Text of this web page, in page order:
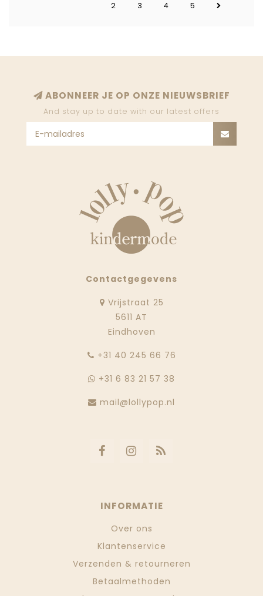
2 3 4 5
ABONNEER JE OP ONZE NIEUWSBRIEF
And stay up to date with our latest offers
Contactgegevens
Vrijstraat 25
5611 AT
Eindhoven
‭+31 40 245 66 76
+31 6 83 21 57 38
mail@lollypop.nl
INFORMATIE
Over ons
Klantenservice
Verzenden & retourneren
Betaalmethoden